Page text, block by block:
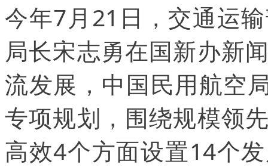
今年7月21日，交通运
局长宋志勇在国新办新
流发展，中国民用航空
专项规划，围绕规模领
高效4个方面设置14个